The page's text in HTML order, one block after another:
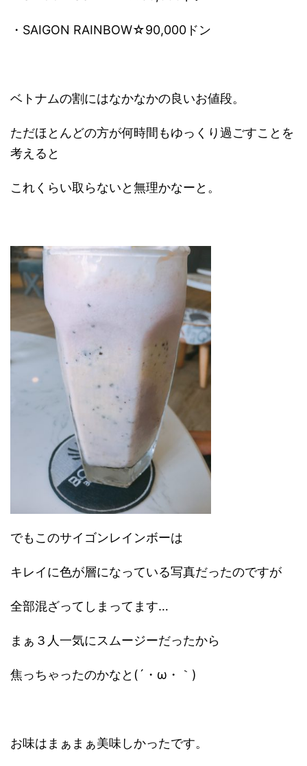
・SAIGON RAINBOW☆90,000ドン
ベトナムの割にはなかなかの良いお値段。
ただほとんどの方が何時間もゆっくり過ごすことを
考えると
これくらい取らないと無理かなーと。
でもこのサイゴンレインボーは
キレイに色が層になっている写真だったのですが
全部混ざってしまってます…
まぁ３人一気にスムージーだったから
焦っちゃったのかなと(´・ω・｀)
お味はまぁまぁ美味しかったです。